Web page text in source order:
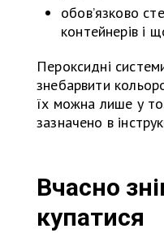
обов’язково
контейнерів і
Пероксидні
знебарвити
їх можна лише у
зазначено в
Вчасно
купатися